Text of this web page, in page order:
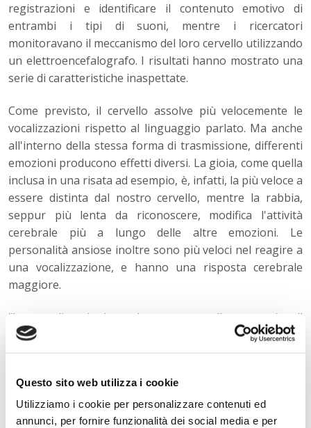
Questo sito web utilizza i cookie
Utilizziamo i cookie per personalizzare contenuti ed
annunci, per fornire funzionalità dei social media e per
registrazioni e identificare il contenuto emotivo di
entrambi i tipi di suoni, mentre i ricercatori
monitoravano il meccanismo del loro cervello utilizzando
un elettroencefalografo. I risultati hanno mostrato una
serie di caratteristiche inaspettate.
Come previsto, il cervello assolve più velocemente le
vocalizzazioni rispetto al linguaggio parlato. Ma anche
all'interno della stessa forma di trasmissione, differenti
emozioni producono effetti diversi. La gioia, come quella
inclusa in una risata ad esempio, è, infatti, la più veloce a
essere distinta dal nostro cervello, mentre la rabbia,
seppur più lenta da riconoscere, modifica l'attività
cerebrale più a lungo delle altre emozioni. Le
personalità ansiose inoltre sono più veloci nel reagire a
una vocalizzazione, e hanno una risposta cerebrale
maggiore.
“Le vocalizzazioni sembrano avere il vantaggio di
consegnare un significato in modo più immediato
rispetto al linguaggio parlato”, conclude Pell. “I nostri
studi svolti sui primati, che suggeriscono che le
vocalizzazioni specifiche della propria specie ricevano
una via preferenziale nell'analisi da parte del nostro